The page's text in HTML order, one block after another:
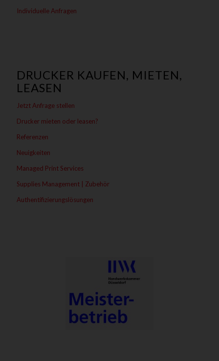
Individuelle Anfragen
DRUCKER KAUFEN, MIETEN,
LEASEN
Jetzt Anfrage stellen
Drucker mieten oder leasen?
Referenzen
Neuigkeiten
Managed Print Services
Supplies Management | Zubehör
Authentifizierungslösungen